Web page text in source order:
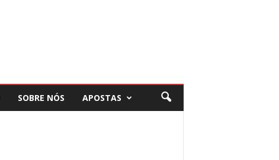
SOBRE NÓS APOSTAS